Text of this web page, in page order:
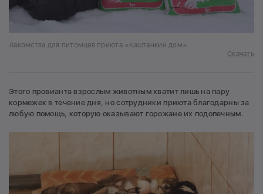
Лакомства для питомцев приюта «Каштанкин дом»
Скачать
Этого провианта взрослым животным хватит лишь на пару
кормежек в течение дня, но сотрудники приюта благодарны за
любую помощь, которую оказывают горожане их подопечным.